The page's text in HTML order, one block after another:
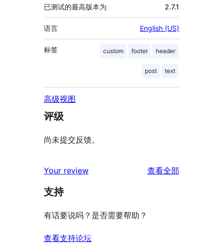
已测试的最高版本为 2.7.1
语言 English (US)
标签 custom footer header
post text
高级视图
评级
尚未提交反馈。
Your review 查看全部
支持
有话要说吗？是否需要帮助？
查看支持论坛